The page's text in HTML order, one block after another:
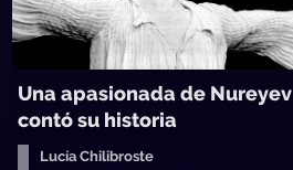
Una apasionada de Nureyev
contó su historia
Lucía Chilibroste